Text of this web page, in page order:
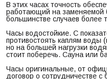
В этих часах точность
работающий на заменяемой
большинстве случаев более
Часы водостойкие. С
противостоять каплям воды
но на большей нагрузки
стоит поберечь. Сауна или
Часы оригинальные, от
договор о сотрудничестве